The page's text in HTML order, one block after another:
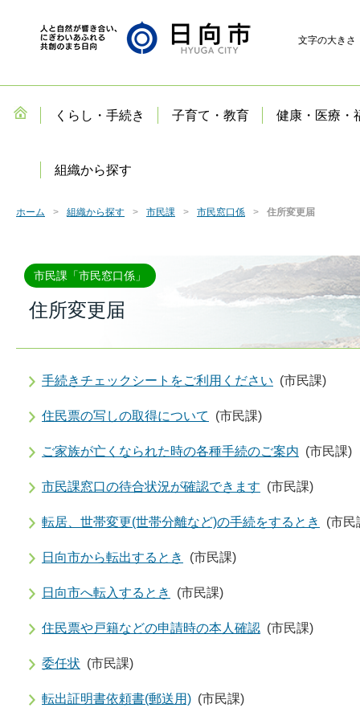
文字の大きさ
くらし・手続き 子育て・教育 健康・医療・
組織から探す
ホーム 組織から探す 市民課 市民窓口係 住所変更届
市民課「市民窓口係」
住所変更届
手続きチェックシートをご利用ください (市民課)
住民票の写しの取得について (市民課)
ご家族が亡くなられた時の各種手続のご案内 (市民課)
市民課窓口の待合状況が確認できます (市民課)
転居、世帯変更(世帯分離など)の手続をするとき (市民
日向市から転出するとき (市民課)
日向市へ転入するとき (市民課)
住民票や戸籍などの申請時の本人確認 (市民課)
委任状 (市民課)
転出証明書依頼書(郵送用) (市民課)